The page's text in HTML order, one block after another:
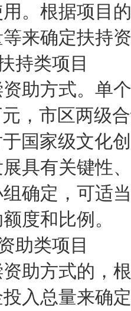
。根据项目
来确定扶持
类项目
方式。单个
，市区两级
国家级文化
具有关键性
确定，可适当
和比例。
类项目
方式的，根
入总量来确